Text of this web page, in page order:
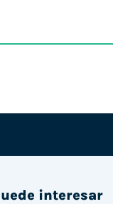
interesar